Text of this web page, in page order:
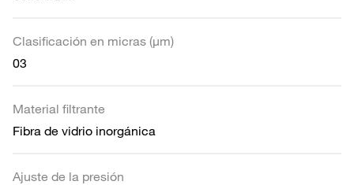
Clasificación en micras (µm)
03
Material filtrante
Fibra de vidrio inorgánica
Ajuste de la presión